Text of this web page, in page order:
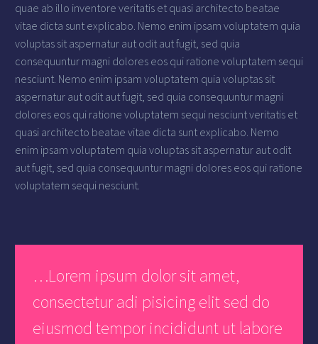
quae ab illo inventore veritatis et quasi architecto beatae
vitae dicta sunt explicabo. Nemo enim ipsam voluptatem quia
voluptas sit aspernatur aut odit aut fugit, sed quia
consequuntur magni dolores eos qui ratione voluptatem sequi
nesciunt. Nemo enim ipsam voluptatem quia voluptas sit
aspernatur aut odit aut fugit, sed quia consequuntur magni
dolores eos qui ratione voluptatem sequi nesciunt veritatis et
quasi architecto beatae vitae dicta sunt explicabo. Nemo
enim ipsam voluptatem quia voluptas sit aspernatur aut odit
aut fugit, sed quia consequuntur magni dolores eos qui ratione
voluptatem sequi nesciunt.
…Lorem ipsum dolor sit amet,
consectetur adi pisicing elit sed do
eiusmod tempor incididunt ut labore